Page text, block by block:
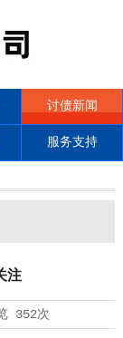
讨债新闻
服务支持
注
352次